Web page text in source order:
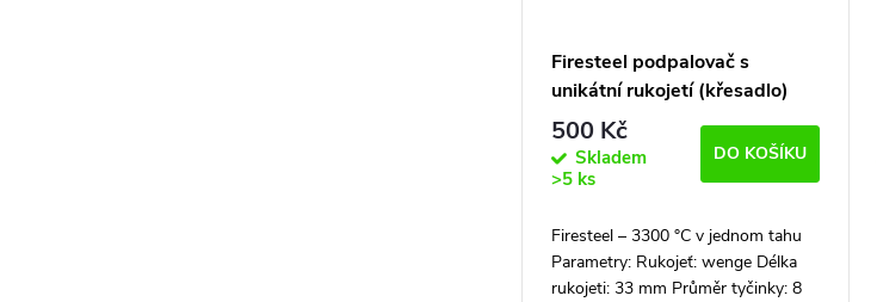
Firesteel podpalovač s
unikátní rukojetí (křesadlo)
500 Kč
Skladem
>5 ks
DO KOŠÍKU
Firesteel – 3300 °C v jednom tahu
Parametry: Rukojeť: wenge Délka
rukojeti: 33 mm Průměr tyčinky: 8